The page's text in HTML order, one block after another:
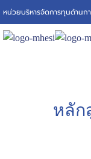
หน่วยบริหารจัดการทุนด้าน
หลัก